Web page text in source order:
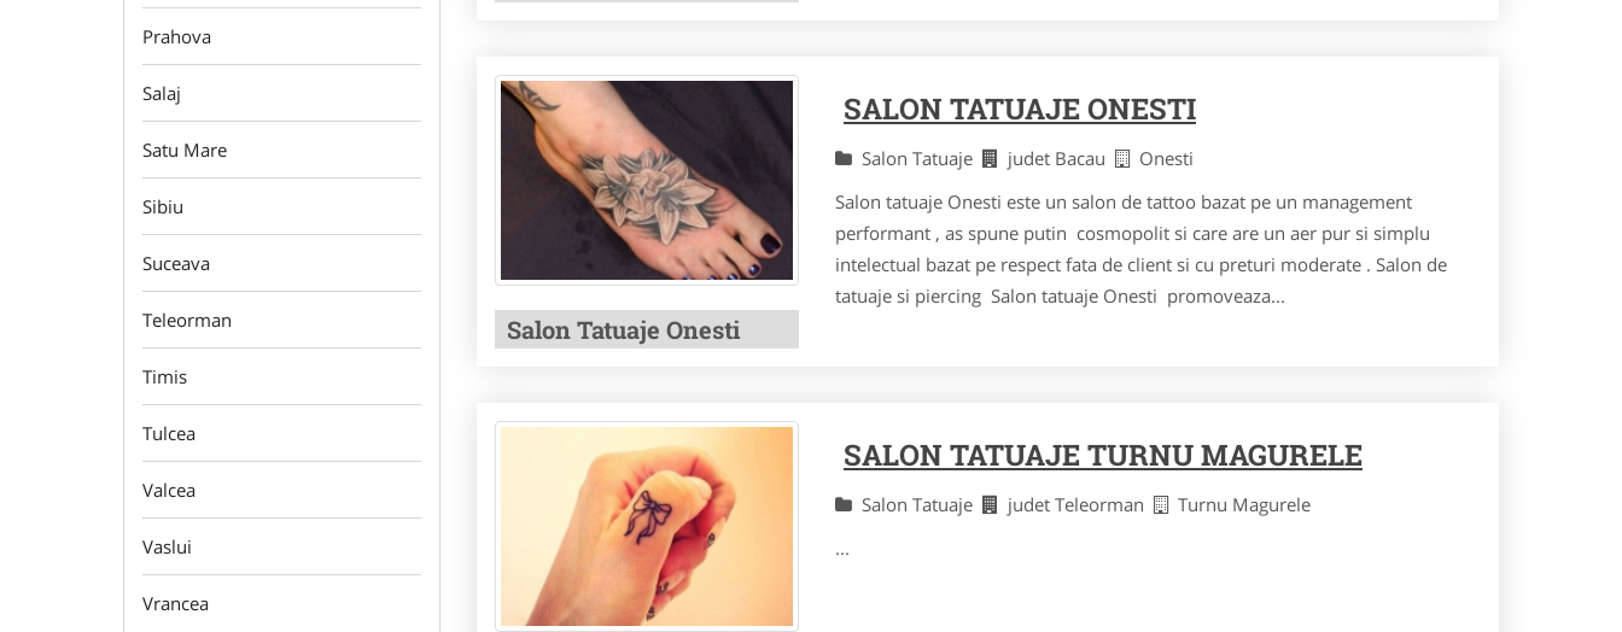
Prahova
Salaj
Satu Mare
Sibiu
Suceava
Teleorman
Timis
Tulcea
Valcea
Vaslui
Vrancea
Salon Tatuaje Onesti
SALON TATUAJE ONESTI
Salon Tatuaje judet Bacau
Onesti
Salon tatuaje Onesti este un salon de tattoo bazat pe un management
performant , as spune putin cosmopolit si care are un aer pur si simplu
intelectual bazat pe respect fata de client si cu preturi moderate . Salon de
tatuaje si piercing Salon tatuaje Onesti promoveaza...
SALON TATUAJE TURNU MAGURELE
Salon Tatuaje judet Teleorman
Turnu Magurele
...